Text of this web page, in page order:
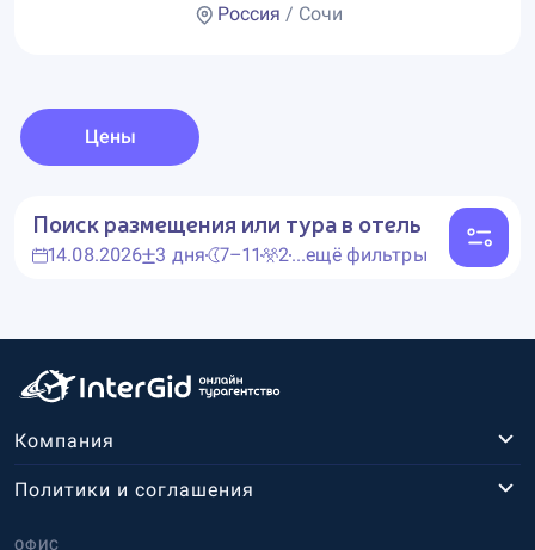
Россия / Сочи
Цены
Поиск размещения или тура в отель
14.08.2026 3 дня 7–11 2...ещё фильтры
Компания
ОФИС
Политики и соглашения